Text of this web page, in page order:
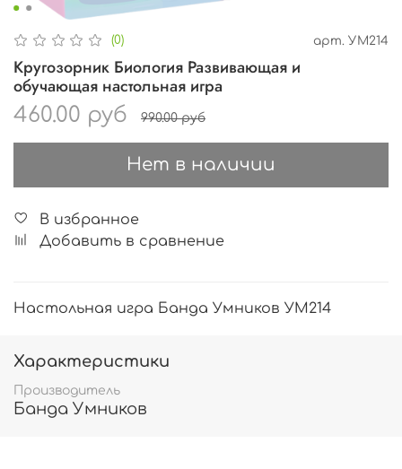
(0) арт. УМ214
Кругозорник Биология Развивающая и
обучающая настольная игра
460.00 руб 990.00 руб
Нет в наличии
В избранное
Добавить в сравнение
Настольная игра Банда Умников УМ214
Характеристики
Производитель
Банда Умников